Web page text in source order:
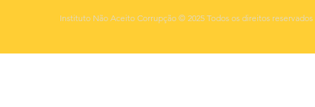
Instituto Não Aceito Corrupção © 2025 Todos os direitos